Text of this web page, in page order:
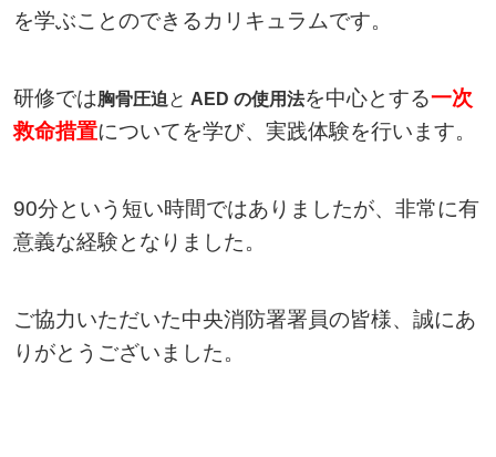
を学ぶことのできるカリキュラムです。
研修では胸骨圧迫 と AED の使用法を中心とする一次
救命措置についてを学び、実践体験を行います。
90分という短い時間ではありましたが、非常に有
意義な経験となりました。
ご協力いただいた中央消防署署員の皆様、誠にあ
りがとうございました。